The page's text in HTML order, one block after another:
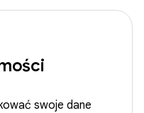
swoje dane